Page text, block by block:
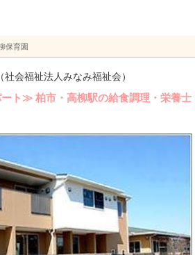
保育園
（社会福祉法人みなみ福祉会）
ト≫ 柏市・高柳駅の給食調理・栄養士